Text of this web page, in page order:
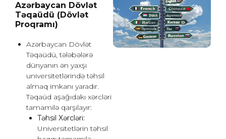
Azərbaycan Dövlət
Təqaüdü (Dövlət
Proqramı)
Azərbaycan Dövlət
Təqaüdü, tələbələrə
dünyanın ən yaxşı
universitetlərində təhsil
almaq imkanı yaradır.
Təqaüd aşağıdakı xərcləri
tamamilə qarşılayır:
Təhsil Xərcləri:
Universitetlərin təhsil